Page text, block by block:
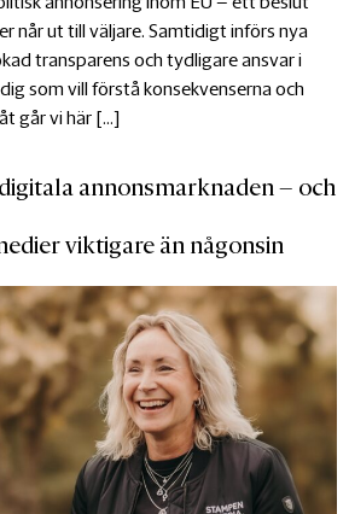
når ut till väljare. Samtidigt införs nya
transparens och tydligare ansvar i
som vill förstå konsekvenserna och
går vi här […]
annonsmarknaden – och
viktigare än någonsin